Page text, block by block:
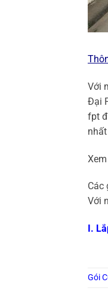
Với
Đại
fpt
Các
Với
I.
Gói